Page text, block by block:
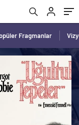
Fragmanlar